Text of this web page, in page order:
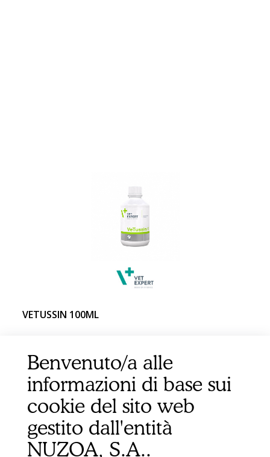
VETUSSIN 100ML
Benvenuto/a alle
informazioni di base sui
cookie del sito web
gestito dall'entità
NUZOA, S.A..